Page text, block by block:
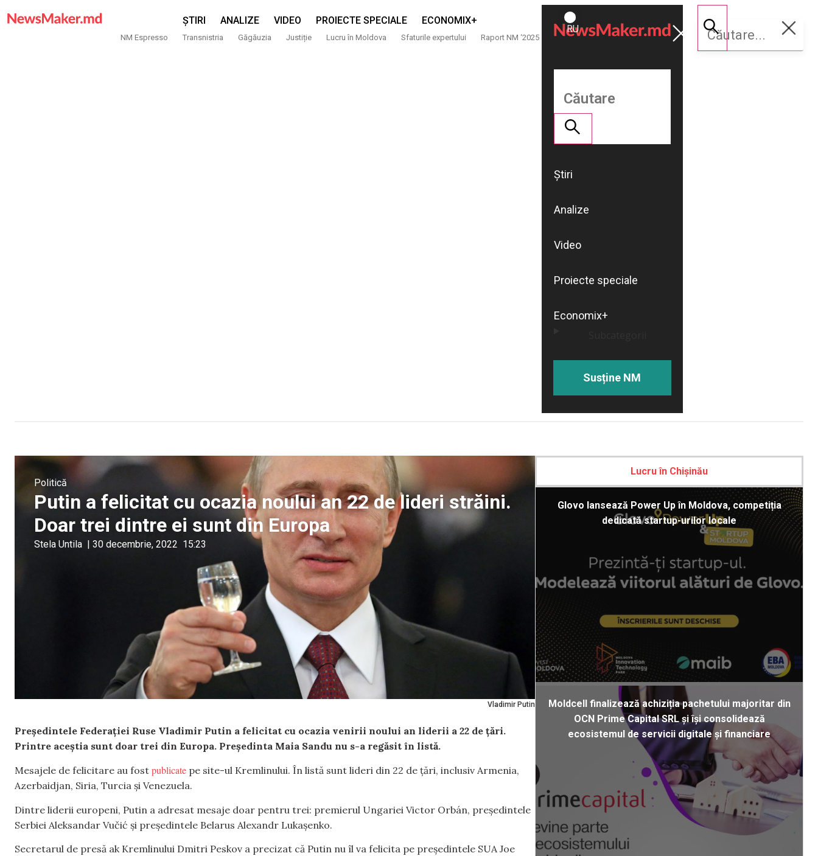
ȘTIRI ANALIZE VIDEO PROIECTE SPECIALE ECONOMIX+
NM Espresso Transnistria Găgăuzia Justiție Lucru în Moldova Sfaturile expertului Raport NM ‘2025
ROMÂNĂ
RU
Susține
NM
Știri
Analize
Video
Proiecte speciale
Economix+
Susține NM
Vladimir Putin
Politică
Putin a felicitat cu ocazia noului an 22 de lideri străini.
Doar trei dintre ei sunt din Europa
Stela Untila | 30 decembrie, 2022 15:23
Președintele Federației Ruse Vladimir Putin a felicitat cu ocazia venirii noului an liderii a 22 de țări.
Printre aceștia sunt doar trei din Europa. Președinta Maia Sandu nu s-a regăsit în listă.
Mesajele de felicitare au fost publicate pe site-ul Kremlinului. În listă sunt lideri din 22 de țări, inclusiv Armenia,
Azerbaidjan, Siria, Turcia și Venezuela.
Dintre liderii europeni, Putin a adresat mesaje doar pentru trei: premierul Ungariei Victor Orbán, președintele
Serbiei Aleksandar Vučić și președintele Belarus Alexandr Lukașenko.
Secretarul de presă ak Kremlinului Dmitri Peskov a precizat că Putin nu îl va felicita pe președintele SUA Joe
Lucru în Chișinău
Glovo lansează Power Up în Moldova, competiția
dedicată startup-urilor locale
Moldcell finalizează achiziția pachetului majoritar din
OCN Prime Capital SRL și își consolidează
ecosistemul de servicii digitale și financiare